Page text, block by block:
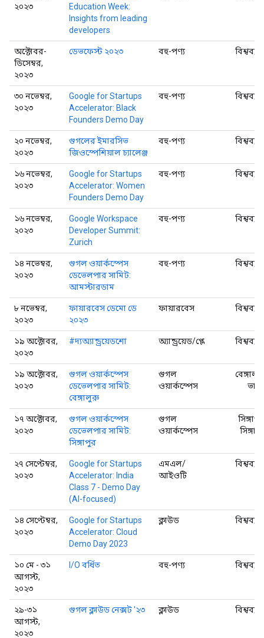
২০২৩
Education Week:
Insights from leading
developers
অক্টোবর-
ডিসেম্বর,
২০২৩
ডেভফেস্ট ২০২৩ বহু-পণ্য
৩০ নভেম্বর,
২০২৩
Google for Startups
Accelerator: Black
Founders Demo Day
বহু-পণ্য
২০ নভেম্বর,
২০২৩
গুগলের ইমারসিভ
জিওস্পেশিয়াল চ্যালেঞ্জ
বহু-পণ্য
১৬ নভেম্বর,
২০২৩
Google for Startups
Accelerator: Women
Founders Demo Day
বহু-পণ্য
১৬ নভেম্বর,
২০২৩
Google Workspace
Developer Summit:
Zurich
বহু-পণ্য
১৪ নভেম্বর,
২০২৩
গুগল ওয়ার্কস্পেস
ডেভেলপার সামিট:
আমস্টারডাম
বহু-পণ্য
৮ নভেম্বর,
২০২৩
ফায়ারবেস ডেমো ডে
২০২৩
ফায়ারবেস
১৯ অক্টোবর,
২০২৩
#দ্যঅ্যান্ড্রয়েডশো অ্যান্ড্রয়েড/প্লে
১৯ অক্টোবর,
২০২৩
গুগল ওয়ার্কস্পেস
ডেভেলপার সামিট:
বেঙ্গালুরু
গুগল
ওয়ার্কস্পেস
১৭ অক্টোবর,
২০২৩
গুগল ওয়ার্কস্পেস
ডেভেলপার সামিট:
সিঙ্গাপুর
গুগল
ওয়ার্কস্পেস
২৭ সেপ্টেম্বর,
২০২৩
Google for Startups
Accelerator: India
Class 7 - Demo Day
(AI-focused)
এমএল/
আইওটি
১৪ সেপ্টেম্বর,
২০২৩
Google for Startups
Accelerator: Cloud
Demo Day 2023
ক্লাউড
১০ মে - ৩১
আগস্ট,
২০২৩
I/O বর্ধিত বহু-পণ্য
২৯-৩১
আগস্ট,
২০২৩
গুগল ক্লাউড নেক্সট '২৩ ক্লাউড